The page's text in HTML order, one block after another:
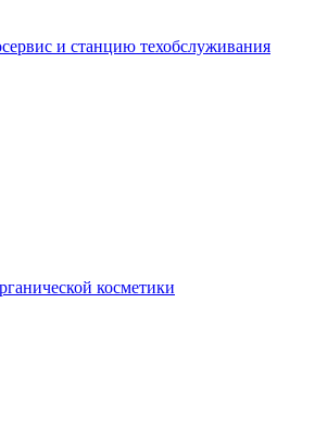
и станцию техобслуживания
косметики